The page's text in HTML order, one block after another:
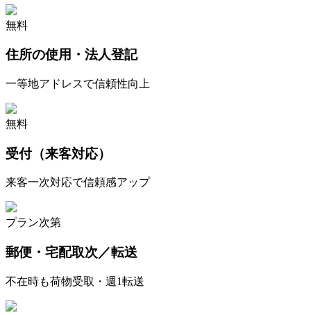
無料
住所の使用・法人登記
一等地アドレスで信頼性向上
無料
受付（来客対応）
来客一次対応で信頼感アップ
プラン次第
郵便・宅配取次／転送
不在時も荷物受取・週1転送